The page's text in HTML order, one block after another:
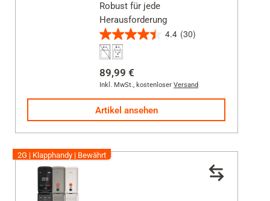
Robust für jede
Herausforderung
4.4 (30)
4.4
von
5
Sternen.
30
Bewertungen
89,99 €
Inkl. MwSt., kostenloser Versand
Artikel ansehen
2G | Klapphandy | Bewährt